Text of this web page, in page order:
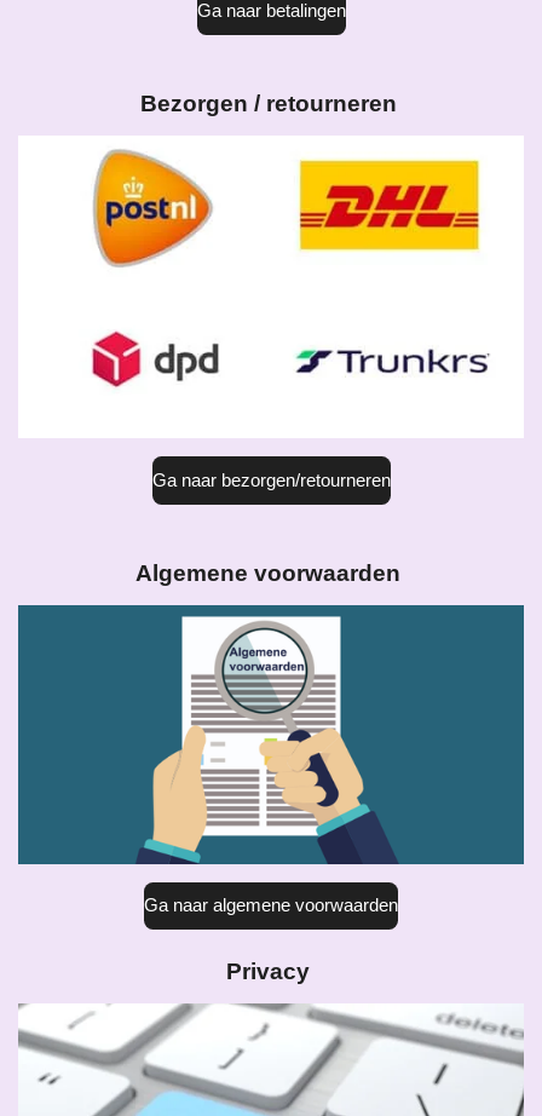
Ga naar betalingen
Bezorgen / retourneren
Ga naar bezorgen/retourneren
Algemene voorwaarden
Ga naar algemene voorwaarden
Privacy